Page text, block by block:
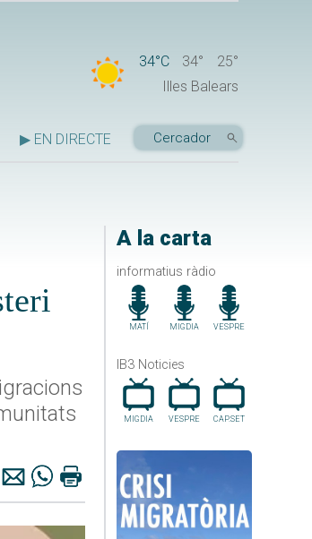
34°C 34°
25°
Illes Balears
▶ EN DIRECTE
A la carta
informatius ràdio
MATÍ MIGDIA VESPRE
IB3 Noticies
MIGDIA VESPRE CAP.SET